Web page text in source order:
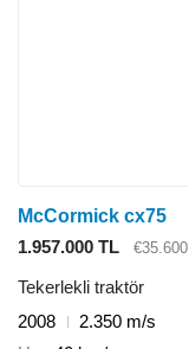
McCormick cx75
1.957.000 TL
€35.600
Tekerlekli traktör
2008
2.350 m/s